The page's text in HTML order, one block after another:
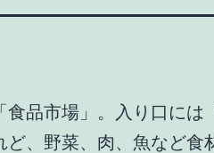
食品市場」。入り口には
ど、野菜、肉、魚など食